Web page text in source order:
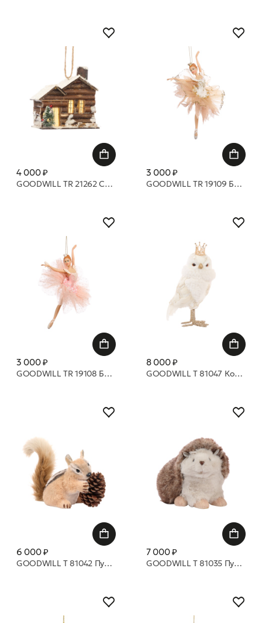
4 000 ₽
GOODWILL TR 21262 Светящийся домик на батарейках 9 см
3 000 ₽
GOODWILL TR 19109 Балерина в юбочке из тюля золотого и белого цвета 17 см
3 000 ₽
GOODWILL TR 19108 Балерина в юбочке из тюля розового и кремового цвета 17 см
8 000 ₽
GOODWILL T 81047 Королевская сова 27 см
6 000 ₽
GOODWILL T 81042 Пушистый бурундук с орехом 30 см
7 000 ₽
GOODWILL T 81035 Пушистый ёжик 23 см